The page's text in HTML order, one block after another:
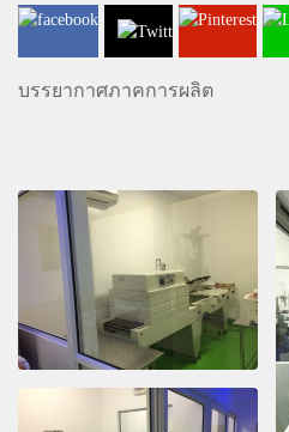
บรรยากาศภาคการผลิต